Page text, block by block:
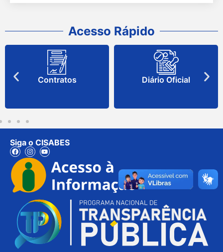
Acesso Rápido
Contratos Diário Oficial
Siga o CISABES